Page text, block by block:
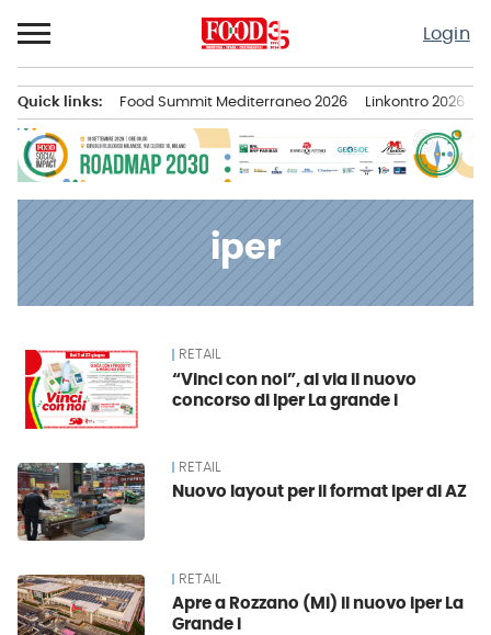
al
contenuto
Login
principale
Quick links: Food Summit Mediterraneo 2026 Linkontro 2026
iper
News RETAIL
“Vinci con noi”, al via il nuovo
concorso di Iper La grande i
RETAIL
Nuovo layout per il format iper di AZ
RETAIL
Apre a Rozzano (Mi) il nuovo iper La
Grande i